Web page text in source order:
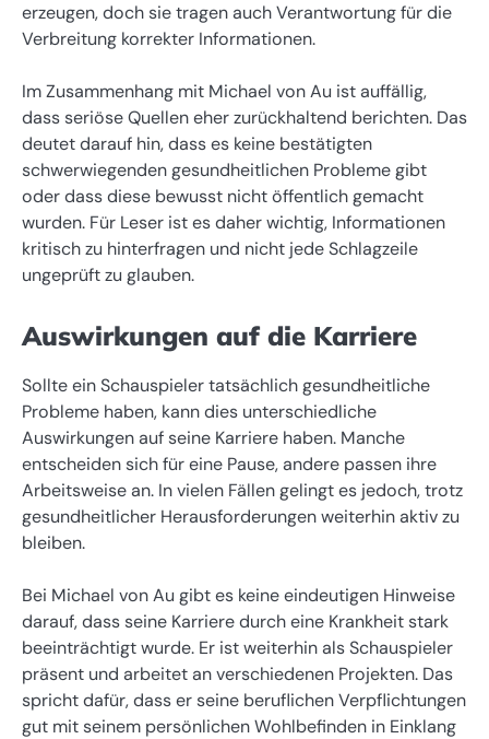
erzeugen, doch sie tragen auch Verantwortung für die
Verbreitung korrekter Informationen.
Im Zusammenhang mit Michael von Au ist auffällig,
dass seriöse Quellen eher zurückhaltend berichten. Das
deutet darauf hin, dass es keine bestätigten
schwerwiegenden gesundheitlichen Probleme gibt
oder dass diese bewusst nicht öffentlich gemacht
wurden. Für Leser ist es daher wichtig, Informationen
kritisch zu hinterfragen und nicht jede Schlagzeile
ungeprüft zu glauben.
Auswirkungen auf die Karriere
Sollte ein Schauspieler tatsächlich gesundheitliche
Probleme haben, kann dies unterschiedliche
Auswirkungen auf seine Karriere haben. Manche
entscheiden sich für eine Pause, andere passen ihre
Arbeitsweise an. In vielen Fällen gelingt es jedoch, trotz
gesundheitlicher Herausforderungen weiterhin aktiv zu
bleiben.
Bei Michael von Au gibt es keine eindeutigen Hinweise
darauf, dass seine Karriere durch eine Krankheit stark
beeinträchtigt wurde. Er ist weiterhin als Schauspieler
präsent und arbeitet an verschiedenen Projekten. Das
spricht dafür, dass er seine beruflichen Verpflichtungen
gut mit seinem persönlichen Wohlbefinden in Einklang